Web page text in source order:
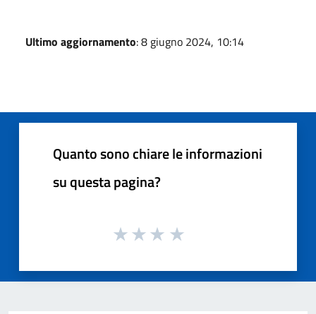
Ultimo aggiornamento: 8 giugno 2024, 10:14
Quanto sono chiare le informazioni
su questa pagina?